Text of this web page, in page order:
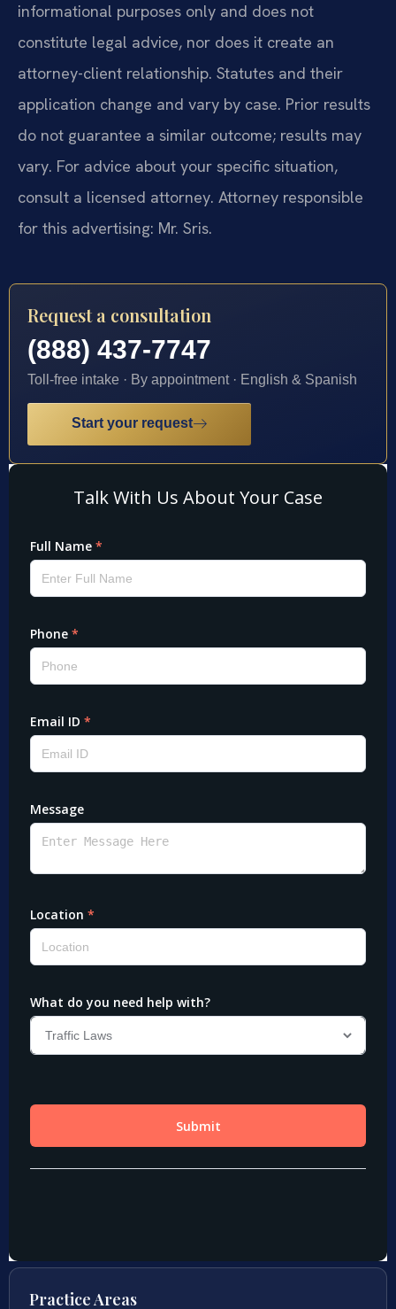
informational purposes only and does not
constitute legal advice, nor does it create an
attorney-client relationship. Statutes and their
application change and vary by case. Prior results
do not guarantee a similar outcome; results may
vary. For advice about your specific situation,
consult a licensed attorney. Attorney responsible
for this advertising: Mr. Sris.
Request a consultation
(888) 437-7747
Toll-free intake · By appointment · English & Spanish
Start your request
Practice Areas